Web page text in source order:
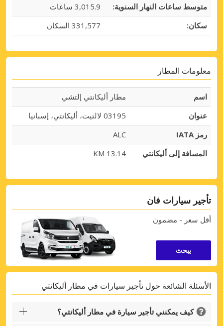
متوسط ساعات النهار السنوية:
3,015.9 ساعات
سكان:
331,577 السكان
معلومات المطار
اسم
مطار أليكانتي إلتشي
عنوان
03195 لالتيت، أليكانتي، إسبانيا
رمز IATA
ALC
المسافة إلى أليكانتي
13.14 KM
تأجير سيارات فان
أقل سعر - مضمون
يبحث
الأسئلة الشائعة حول تأجير سيارات في مطار أليكانتي
كيف يمكنني تأجير سيارة في مطار أليكانتي؟